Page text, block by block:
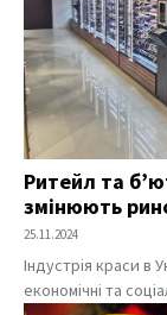
Ритейл та
змінюють
25.11.2024
Індустрія краси в
економічні та